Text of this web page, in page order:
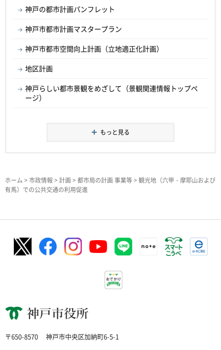
神戸の都市計画パンフレット
神戸市都市計画マスタープラン
神戸市都市空間向上計画（立地適正化計画）
地区計画
神戸らしい都市景観をめざして（景観関連情報トップペ
ージ）
もっと見る
ホーム > 市政情報 > 計画> 都市局の計画 事業等> 観光地（六甲・摩耶山および
有馬）での公共交通の利用促進
神戸市役所
〒650-8570 神戸市中央区加納町6-5-1